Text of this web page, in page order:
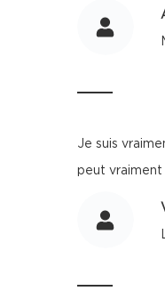
Je suis
peut vraiment